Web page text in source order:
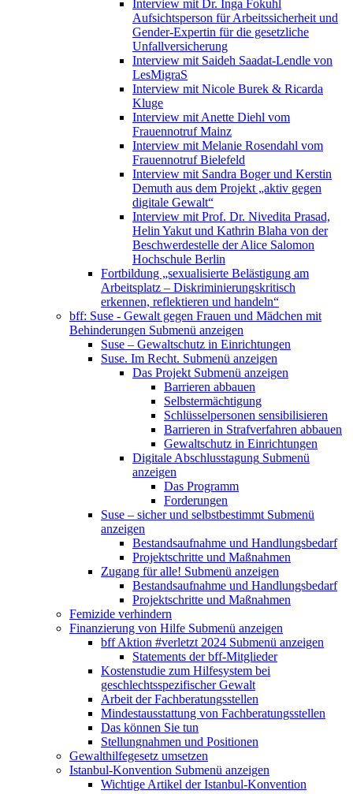
Interview mit Dr. Inga Fokuhl
Aufsichtsperson für Arbeitssicherheit und
Gender-Expertin für die gesetzliche
Unfallversicherung
Interview mit Saideh Saadat-Lendle von
LesMigraS
Interview mit Nicole Burek & Ricarda
Kluge
Interview mit Anette Diehl vom
Frauennotruf Mainz
Interview mit Melanie Rosendahl vom
Frauennotruf Bielefeld
Interview mit Sandra Boger und Kerstin
Demuth aus dem Projekt „aktiv gegen
digitale Gewalt“
Interview mit Prof. Dr. Nivedita Prasad,
Helin Yakut und Kathrin Blaha von der
Beschwerdestelle der Alice Salomon
Hochschule Berlin
Fortbildung „sexualisierte Belästigung am
Arbeitsplatz – Diskriminierungskritisch
erkennen, reflektieren und handeln“
bff: Suse - Gewalt gegen Frauen und Mädchen mit
Behinderungen Submenü anzeigen
Suse – Gewaltschutz in Einrichtungen
Suse. Im Recht. Submenü anzeigen
Das Projekt Submenü anzeigen
Barrieren abbauen
Selbstermächtigung
Schlüsselpersonen sensibilisieren
Barrieren in Strafverfahren abbauen
Gewaltschutz in Einrichtungen
Digitale Abschlusstagung Submenü
anzeigen
Das Programm
Forderungen
Suse – sicher und selbstbestimmt Submenü
anzeigen
Bestandsaufnahme und Handlungsbedarf
Projektschritte und Maßnahmen
Zugang für alle! Submenü anzeigen
Bestandsaufnahme und Handlungsbedarf
Projektschritte und Maßnahmen
Femizide verhindern
Finanzierung von Hilfe Submenü anzeigen
bff Aktion #verletzt 2024 Submenü anzeigen
Statements der bff-Mitglieder
Kostenstudie zum Hilfesystem bei
geschlechtsspezifischer Gewalt
Arbeit der Fachberatungsstellen
Mindestausstattung von Fachberatungsstellen
Das können Sie tun
Stellungnahmen und Positionen
Gewalthilfegesetz umsetzen
Istanbul-Konvention Submenü anzeigen
Wichtige Artikel der Istanbul-Konvention